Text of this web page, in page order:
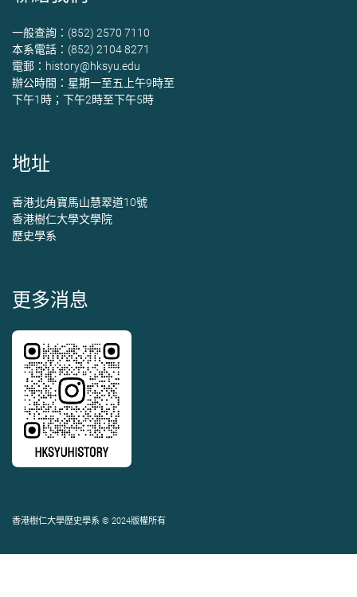
一般查詢：(852) 2570 7110
本系電話：(852) 2104 8271
電郵： history@hksyu.edu
辦公時間：星期一至五上午9時至
下午1時；下午2時至下午5時
地址
香港北角寶馬山慧翠道10號
香港樹仁大學文學院
歷史學系
更多消息
香港樹仁大學歷史學系 © 2024版權所有